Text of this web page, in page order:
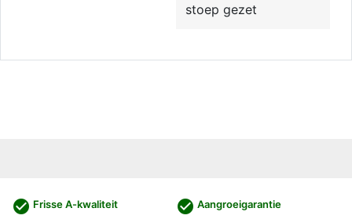
stoep gezet
check_circle Frisse A-kwaliteit check_circle Aangroeigarantie